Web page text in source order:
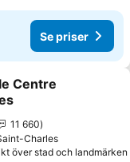
Se priser
Favoriter
Centre
11 660
Charles
över stad och landmärken